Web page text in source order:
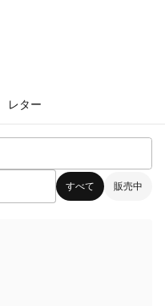
レター
すべて 販売中